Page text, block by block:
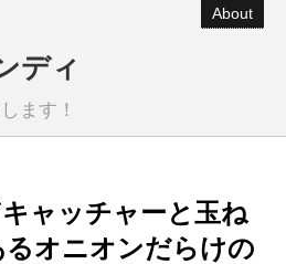
About
ディ
ます！
ャッチャーと玉ね
オニオンだらけの